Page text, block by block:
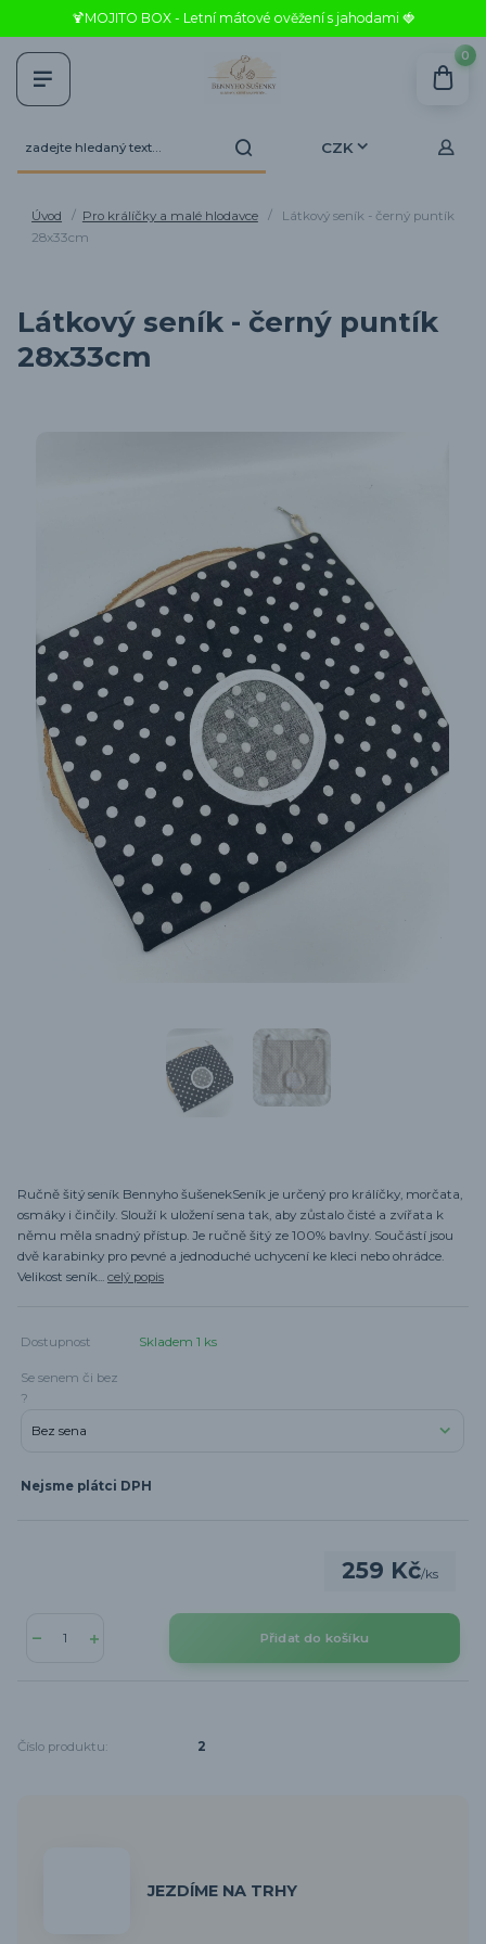
🍹MOJITO BOX - Letní mátové ověžení s jahodami 🍓
CZK
0
Úvod Pro králíčky a malé hlodavce
Látkový seník - černý puntík
28x33cm
Látkový seník - černý puntík
28x33cm
Ručně šitý seník Bennyho šušenekSeník je určený pro králíčky, morčata,
osmáky i činčily. Slouží k uložení sena tak, aby zůstalo čisté a zvířata k
němu měla snadný přístup. Je ručně šitý ze 100% bavlny. Součástí jsou
dvě karabinky pro pevné a jednoduché uchycení ke kleci nebo ohrádce.
Velikost seník... celý popis
Dostupnost Skladem 1 ks
Se senem či bez
?
Nejsme plátci DPH
259 Kč/ks
Přidat do košíku
Číslo produktu: 2
JEZDÍME NA TRHY